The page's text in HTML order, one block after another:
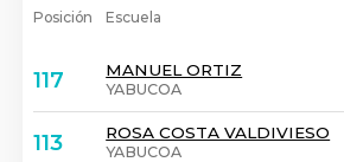
Posición Escuela
117 MANUEL ORTIZ
YABUCOA
113 ROSA COSTA VALDIVIESO
YABUCOA